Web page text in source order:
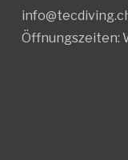
Öffnungszeiten: